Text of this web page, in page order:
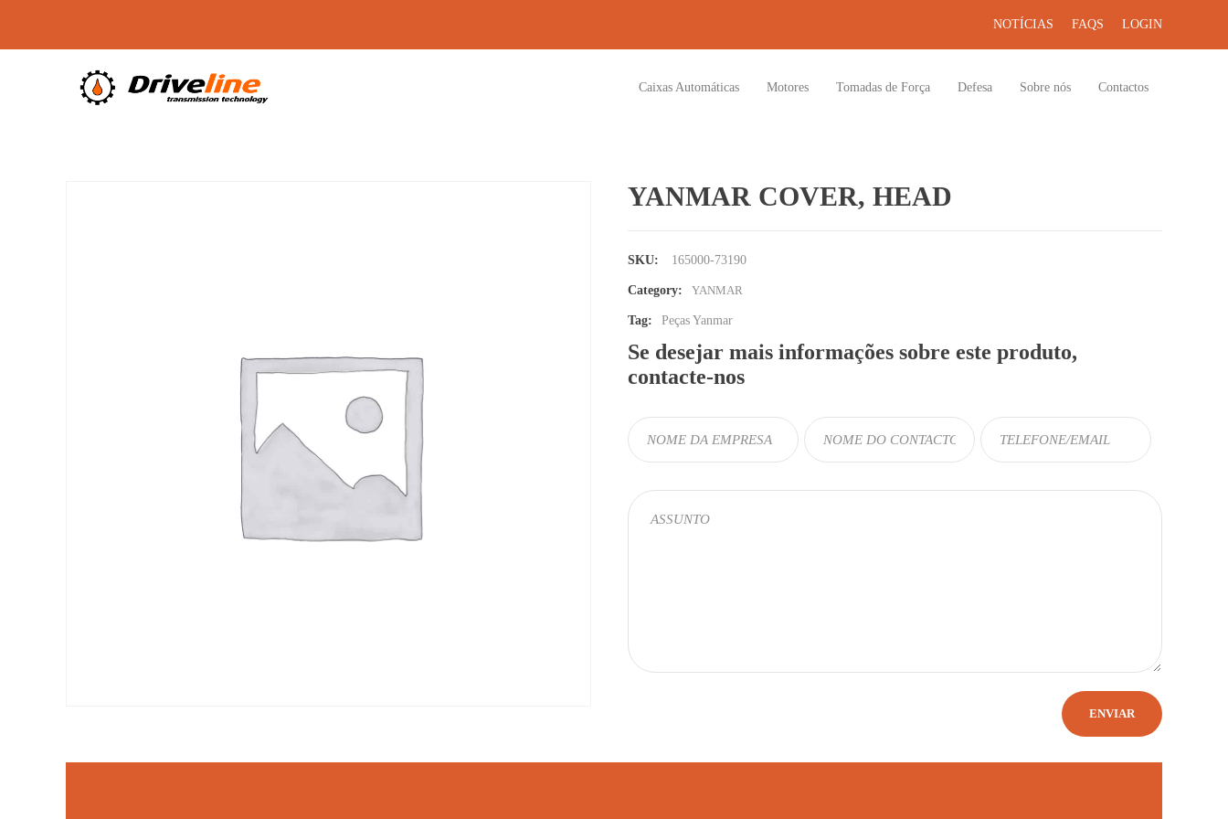
NOTÍCIAS FAQS LOGIN
Caixas Automáticas Motores Tomadas de Força Defesa Sobre nós Contactos
YANMAR COVER, HEAD
SKU: 165000-73190
Category: YANMAR
Tag: Peças Yanmar
Se desejar mais informações sobre este produto,
contacte-nos